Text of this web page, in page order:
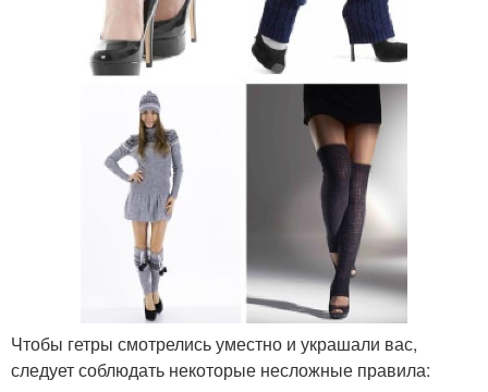
Чтобы гетры смотрелись уместно и украшали вас,
следует соблюдать некоторые несложные правила: